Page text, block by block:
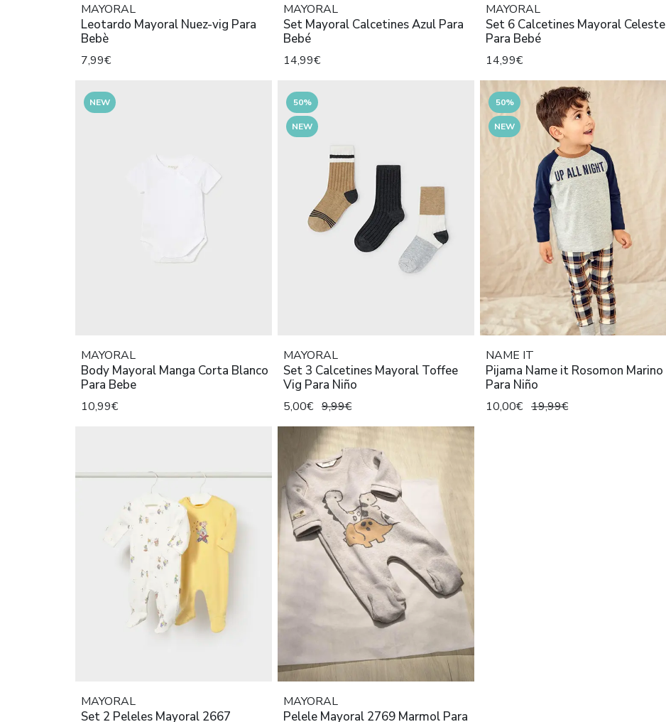
MAYORAL
Leotardo Mayoral Nuez-vig Para
Bebè
7,99€
MAYORAL
Set Mayoral Calcetines Azul Para
Bebé
14,99€
MAYORAL
Set 6 Calcetines Mayoral Celeste
Para Bebé
14,99€
NEW
MAYORAL
Body Mayoral Manga Corta Blanco
Para Bebe
10,99€
50%
NEW
MAYORAL
Set 3 Calcetines Mayoral Toffee
Vig Para Niño
5,00€ 9,99€
50%
NEW
NAME IT
Pijama Name it Rosomon Marino
Para Niño
10,00€ 19,99€
MAYORAL
Set 2 Peleles Mayoral 2667
MAYORAL
Pelele Mayoral 2769 Marmol Para